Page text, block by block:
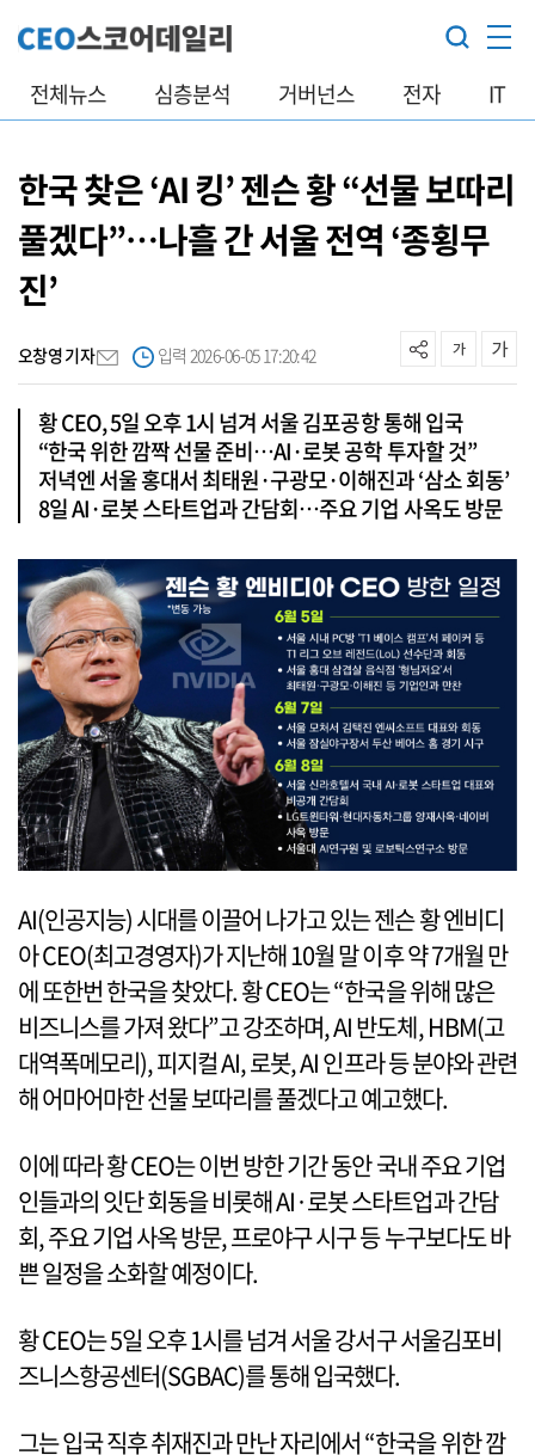
전체뉴스 심층분석 거버넌스 전자 IT
한국 찾은 ‘AI 킹’ 젠슨 황 “선물 보따리
풀겠다”…나흘 간 서울 전역 ‘종횡무
진’
오창영 기자 입력 2026-06-05 17:20:42
황 CEO, 5일 오후 1시 넘겨 서울 김포공항 통해 입국
“한국 위한 깜짝 선물 준비…AI·로봇 공학 투자할 것”
저녁엔 서울 홍대서 최태원·구광모·이해진과 ‘삼소 회동’
8일 AI·로봇 스타트업과 간담회…주요 기업 사옥도 방문
AI(인공지능) 시대를 이끌어 나가고 있는 젠슨 황 엔비디
아 CEO(최고경영자)가 지난해 10월 말 이후 약 7개월 만
에 또한번 한국을 찾았다. 황 CEO는 “한국을 위해 많은
비즈니스를 가져 왔다”고 강조하며, AI 반도체, HBM(고
대역폭메모리), 피지컬 AI, 로봇, AI 인프라 등 분야와 관련
해 어마어마한 선물 보따리를 풀겠다고 예고했다.
이에 따라 황 CEO는 이번 방한 기간 동안 국내 주요 기업
인들과의 잇단 회동을 비롯해 AI·로봇 스타트업과 간담
회, 주요 기업 사옥 방문, 프로야구 시구 등 누구보다도 바
쁜 일정을 소화할 예정이다.
황 CEO는 5일 오후 1시를 넘겨 서울 강서구 서울김포비
즈니스항공센터(SGBAC)를 통해 입국했다.
그는 입국 직후 취재진과 만난 자리에서 “한국을 위한 깜